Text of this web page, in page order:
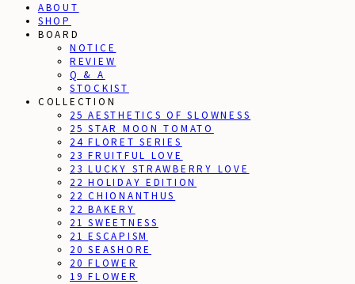
ABOUT
SHOP
BOARD
NOTICE
REVIEW
Q & A
STOCKIST
COLLECTION
25 AESTHETICS OF SLOWNESS
25 STAR MOON TOMATO
24 FLORET SERIES
23 FRUITFUL LOVE
23 LUCKY STRAWBERRY LOVE
22 HOLIDAY EDITION
22 CHIONANTHUS
22 BAKERY
21 SWEETNESS
21 ESCAPISM
20 SEASHORE
20 FLOWER
19 FLOWER